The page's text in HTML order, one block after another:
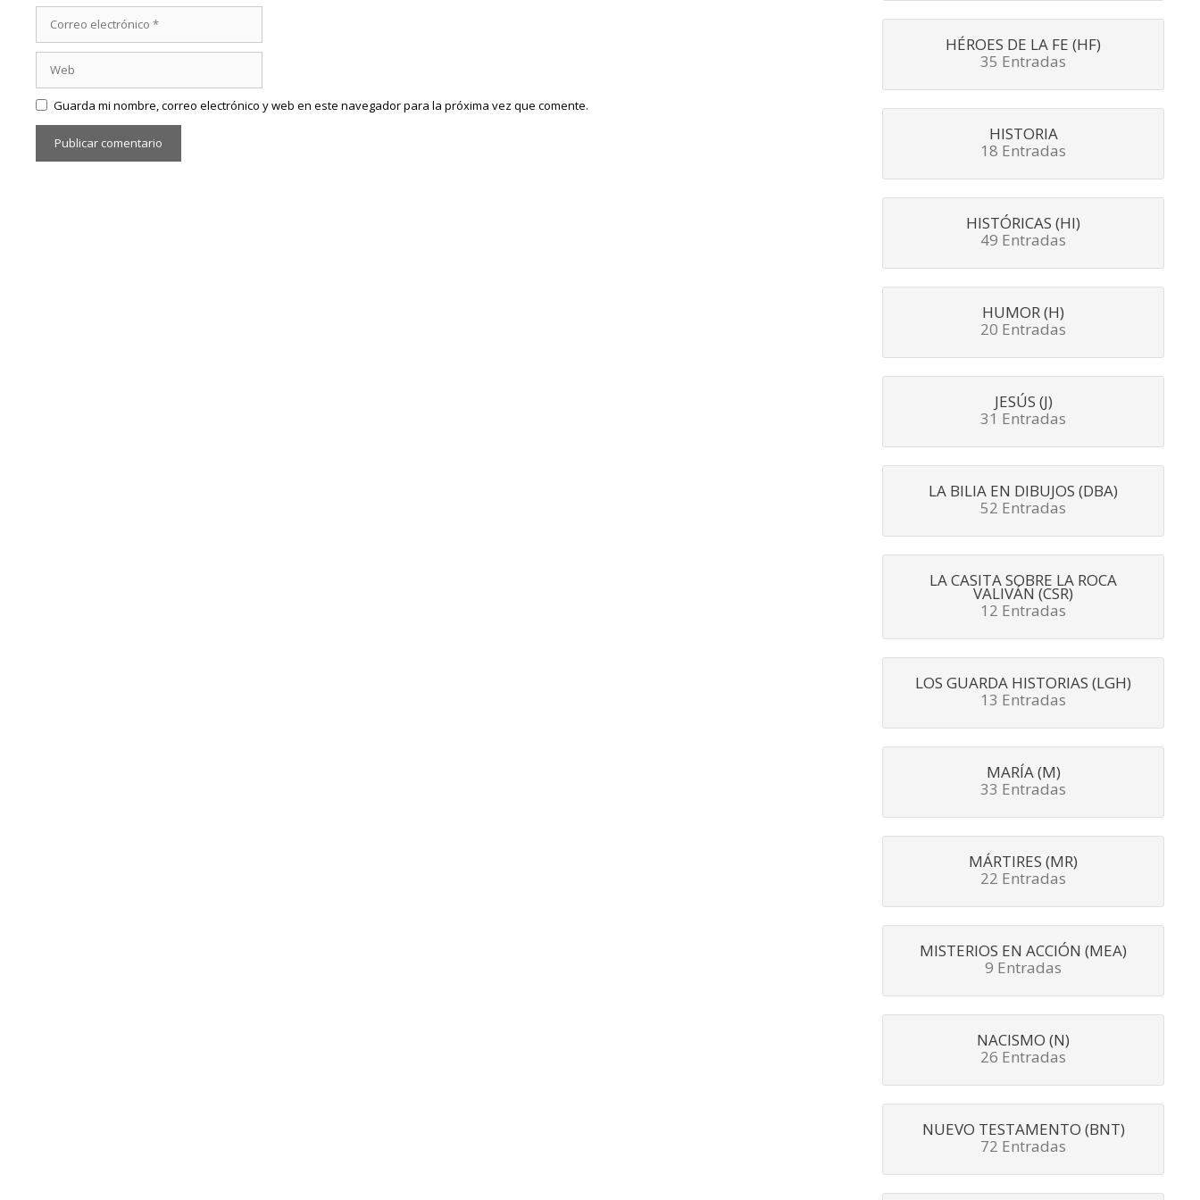
electrónico
Guarda mi nombre, correo electrónico y web en este navegador para la próxima vez que comente.
HÉROES DE LA FE (HF)
35 Entradas
HISTORIA
18 Entradas
HISTÓRICAS (HI)
49 Entradas
HUMOR (H)
20 Entradas
JESÚS (J)
31 Entradas
LA BILIA EN DIBUJOS (DBA)
52 Entradas
LA CASITA SOBRE LA ROCA
VALIVÁN (CSR)
12 Entradas
LOS GUARDA HISTORIAS (LGH)
13 Entradas
MARÍA (M)
33 Entradas
MÁRTIRES (MR)
22 Entradas
MISTERIOS EN ACCIÓN (MEA)
9 Entradas
NACISMO (N)
26 Entradas
NUEVO TESTAMENTO (BNT)
72 Entradas